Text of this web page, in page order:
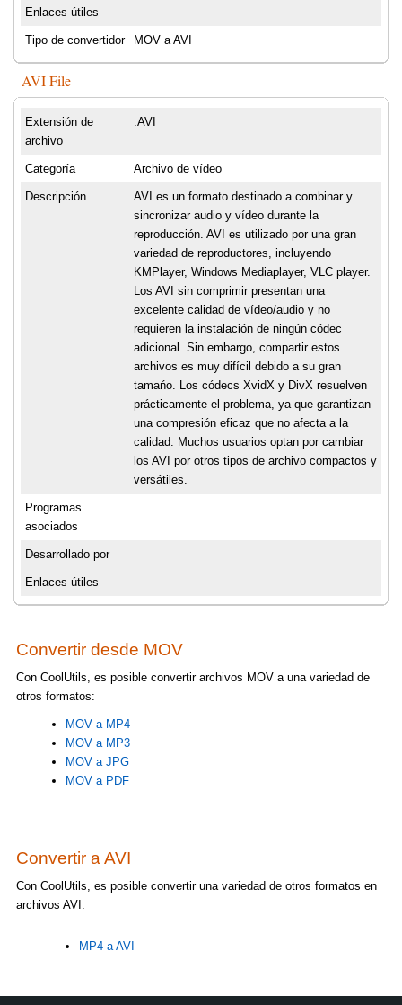
Enlaces útiles
Tipo de convertidor MOV a AVI
AVI File
Extensión de
archivo
.AVI
Categoría Archivo de vídeo
Descripción
AVI es un formato destinado a combinar y
sincronizar audio y vídeo durante la
reproducción. AVI es utilizado por una gran
variedad de reproductores, incluyendo
KMPlayer, Windows Mediaplayer, VLC player.
Los AVI sin comprimir presentan una
excelente calidad de vídeo/audio y no
requieren la instalación de ningún códec
adicional. Sin embargo, compartir estos
archivos es muy difícil debido a su gran
tamańo. Los códecs XvidX y DivX resuelven
prácticamente el problema, ya que garantizan
una compresión eficaz que no afecta a la
calidad. Muchos usuarios optan por cambiar
los AVI por otros tipos de archivo compactos y
versátiles.
Programas
asociados
Desarrollado por
Enlaces útiles
Convertir desde MOV
Con CoolUtils, es posible convertir archivos MOV a una variedad de
otros formatos:
MOV a MP4
MOV a MP3
MOV a JPG
MOV a PDF
Convertir a AVI
Con CoolUtils, es posible convertir una variedad de otros formatos en
archivos AVI:
MP4 a AVI